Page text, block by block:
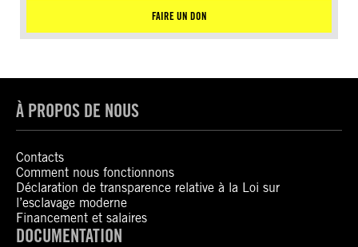
FAIRE UN DON
À PROPOS DE NOUS
Contacts
Comment nous fonctionnons
Déclaration de transparence relative à la Loi sur
l’esclavage moderne
Financement et salaires
DOCUMENTATION